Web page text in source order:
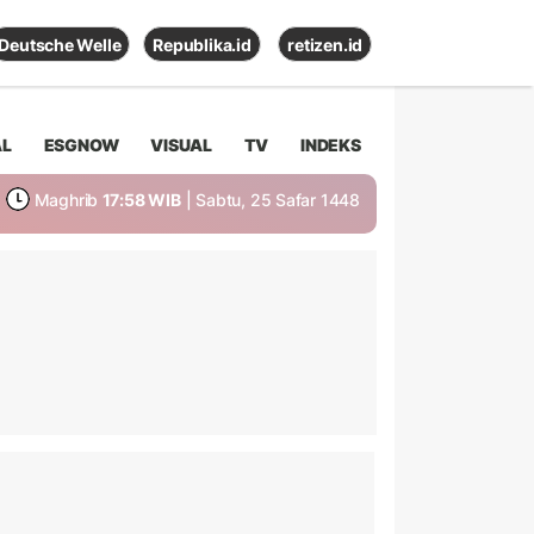
Deutsche Welle Republika.id retizen.id
ESGNOW VISUAL TV INDEKS
Maghrib 17:58 WIB | Sabtu, 25 Safar 1448